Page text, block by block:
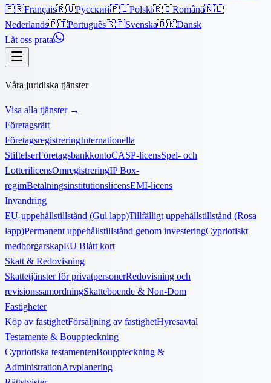
🇫🇷Français🇷🇺Русский🇵🇱Polski🇷🇴Română🇳🇱
Nederlands🇵🇹Português🇸🇪Svenska🇩🇰Dansk
Låt oss prata
Våra juridiska tjänster
Visa alla tjänster→
Företagsrätt
FöretagsregistreringInternationella
StiftelserFöretagsbankkontoCASP-licensSpel- och
LotterilicensOmregistreringIP Box-
regimBetalningsinstitutionslicensEMI-licens
Invandring
EU-uppehållstillstånd (Gul lapp)Tillfälligt uppehållstillstånd (Rosa
lapp)Permanent uppehållstillstånd genom investeringCypriotiskt
medborgarskapEU Blått kort
Skatt & Redovisning
Skattetjänster för privatpersonerRedovisning och
revisionssamordningSkatteboende & Non-Dom
Fastigheter
Köp av fastighetFörsäljning av fastighetHyresavtal
Testamente & Bouppteckning
Cypriotiska testamentenBouppteckning &
AdministrationArvplanering